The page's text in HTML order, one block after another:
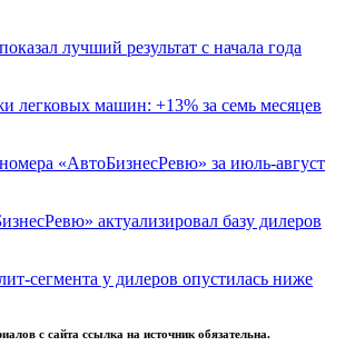
лучший результат с начала года
легковых машин: +13% за семь месяцев
«АвтоБизнесРевю» за июль-август
актуализировал базу дилеров
сегмента у дилеров опустилась ниже
с сайта ссылка на источник обязательна.